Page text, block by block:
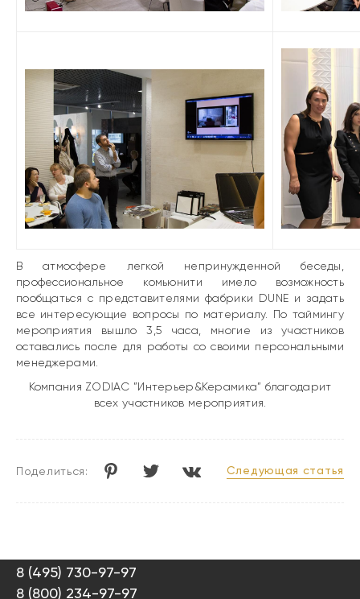
В атмосфере легкой непринужденной беседы,
профессиональное комьюнити имело возможность
пообщаться с представителями фабрики DUNE и задать
все интересующие вопросы по материалу. По таймингу
мероприятия вышло 3,5 часа, многие из участников
оставались после для работы со своими персональными
менеджерами.
Компания ZODIAC ”Интерьер&Керамика” благодарит
всех участников мероприятия.
Поделиться: Следующая статья
8 (495) 730-97-97
8 (800) 234-97-97